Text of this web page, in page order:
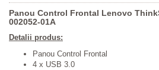
Panou Control Frontal Lenovo
002052-01A
Detalii produs:
Panou Control Frontal
4 x USB 3.0